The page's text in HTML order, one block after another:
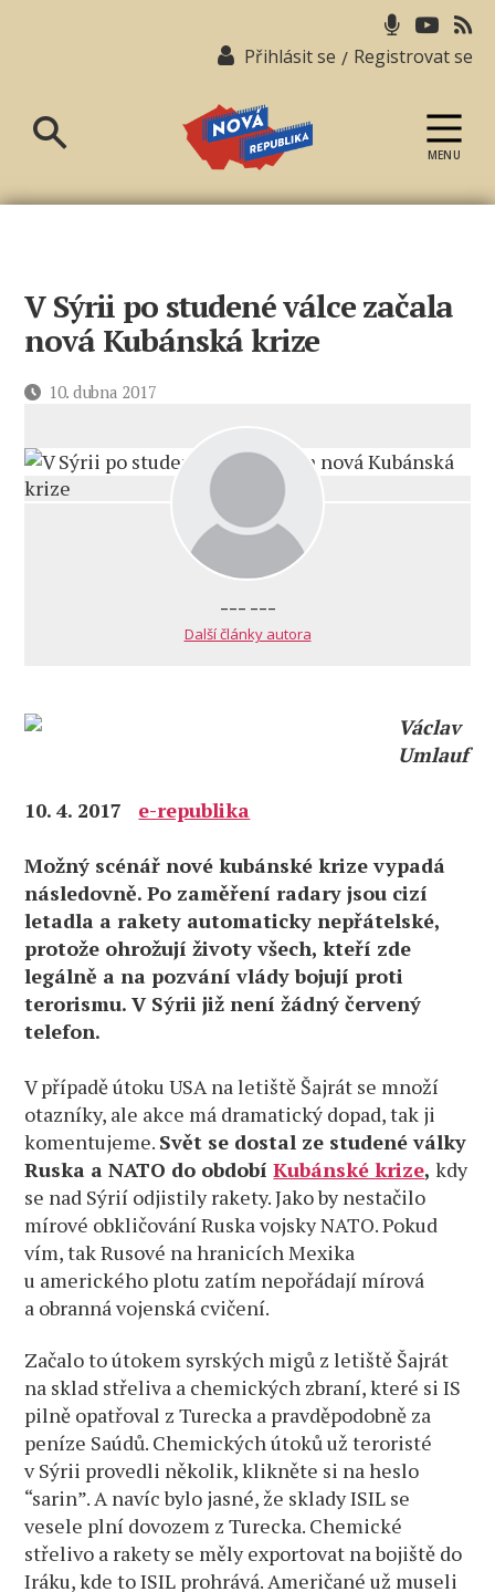
Přihlásit se / Registrovat se
republika
MENU
V Sýrii po studené válce začala
nová Kubánská krize
Datum10. dubna 2017
--- ---
Další články autora
Václav
Umlauf
10. 4. 2017 e-republika
Možný scénář nové kubánské krize vypadá
následovně. Po zaměření radary jsou cizí
letadla a rakety automaticky nepřátelské,
protože ohrožují životy všech, kteří zde
legálně a na pozvání vlády bojují proti
terorismu. V Sýrii již není žádný červený
telefon.
V případě útoku USA na letiště Šajrát se množí
otazníky, ale akce má dramatický dopad, tak ji
komentujeme. Svět se dostal ze studené války
Ruska a NATO do obdobíKubánské krize, kdy
se nad Sýrií odjistily rakety. Jako by nestačilo
mírové obkličování Ruska vojsky NATO. Pokud
vím, tak Rusové na hranicích Mexika
u amerického plotu zatím nepořádají mírová
a obranná vojenská cvičení.
Začalo to útokem syrských migů z letiště Šajrát
na sklad střeliva a chemických zbraní, které si IS
pilně opatřoval z Turecka a pravděpodobně za
peníze Saúdů. Chemických útoků už teroristé
v Sýrii provedli několik, klikněte si na heslo
“sarin”. A navíc bylo jasné, že sklady ISIL se
vesele plní dovozem z Turecka. Chemické
střelivo a rakety se měly exportovat na bojiště do
Iráku, kde to ISIL prohrává. Američané už museli